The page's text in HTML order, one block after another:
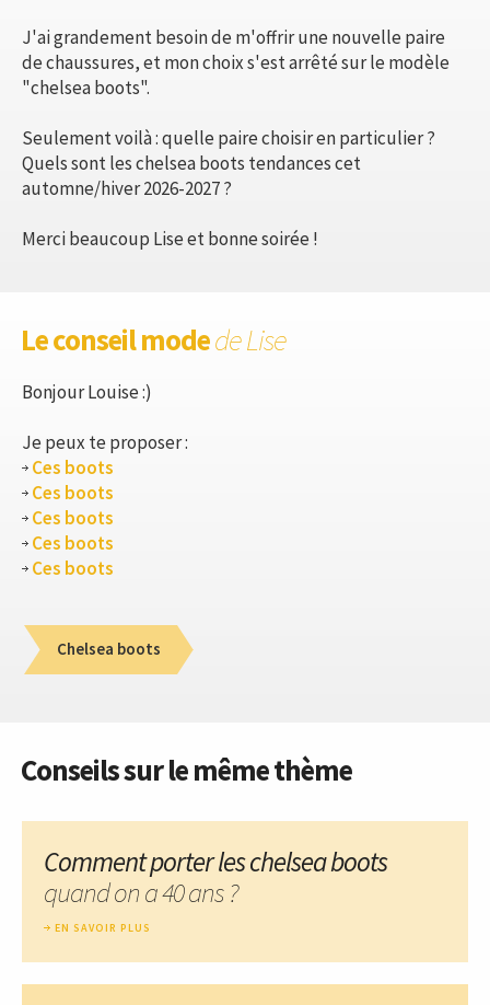
J'ai grandement besoin de m'offrir une nouvelle paire
de chaussures, et mon choix s'est arrêté sur le modèle
"chelsea boots".
Seulement voilà : quelle paire choisir en particulier ?
Quels sont les chelsea boots tendances cet
automne/hiver 2026-2027 ?
Merci beaucoup Lise et bonne soirée !
Le conseil modede Lise
Bonjour Louise :)
Je peux te proposer :
Ces boots
Ces boots
Ces boots
Ces boots
Ces boots
Chelsea boots
Conseils sur le même thème
Comment porter les chelsea boots
quand on a 40 ans ?
EN SAVOIR PLUS